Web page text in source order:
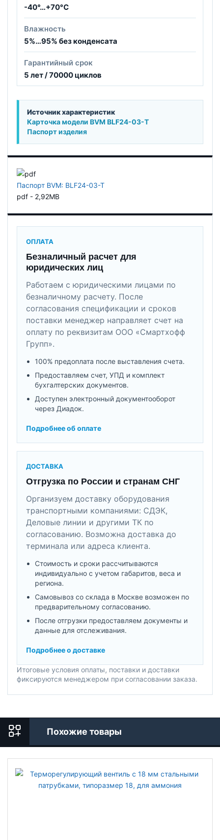
-40°…+70°С
Влажность
5%…95% без конденсата
Гарантийный срок
5 лет / 70000 циклов
Источник характеристик
Карточка модели BVM BLF24-03-T
Паспорт изделия
Паспорт BVM: BLF24-03-T
pdf - 2,92MB
ОПЛАТА
Безналичный расчет для
юридических лиц
Работаем с юридическими лицами по
безналичному расчету. После
согласования спецификации и сроков
поставки менеджер направляет счет на
оплату по реквизитам ООО «Смартхофф
Групп».
100% предоплата после выставления счета.
Предоставляем счет, УПД и комплект
бухгалтерских документов.
Доступен электронный документооборот
через Диадок.
Подробнее об оплате
ДОСТАВКА
Отгрузка по России и странам СНГ
Организуем доставку оборудования
транспортными компаниями: СДЭК,
Деловые линии и другими ТК по
согласованию. Возможна доставка до
терминала или адреса клиента.
Стоимость и сроки рассчитываются
индивидуально с учетом габаритов, веса и
региона.
Самовывоз со склада в Москве возможен по
предварительному согласованию.
После отгрузки предоставляем документы и
данные для отслеживания.
Подробнее о доставке
Итоговые условия оплаты, поставки и доставки
фиксируются менеджером при согласовании заказа.
Похожие товары